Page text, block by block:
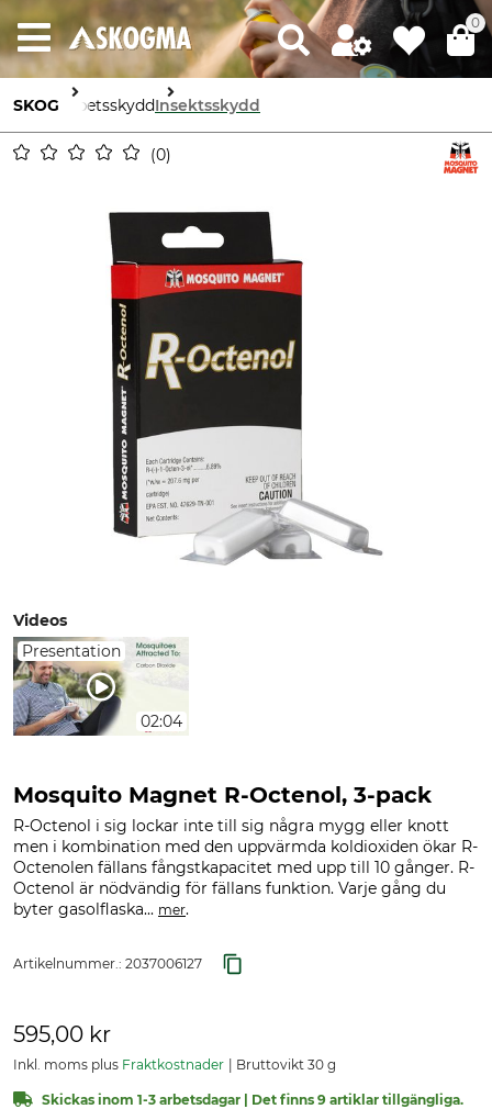
0
SKOG ArbetsskyddInsektsskydd
0
Videos
Presentation
02:04
Mosquito Magnet R-Octenol, 3-pack
R-Octenol i sig lockar inte till sig några mygg eller knott
men i kombination med den uppvärmda koldioxiden ökar R-
Octenolen fällans fångstkapacitet med upp till 10 gånger. R-
Octenol är nödvändig för fällans funktion. Varje gång du
byter gasolflaska... mer.
Artikelnummer.: 2037006127
595,00 kr
Inkl. moms plus Fraktkostnader Bruttovikt 30 g
Skickas inom 1-3 arbetsdagar | Det finns 9 artiklar tillgängliga.